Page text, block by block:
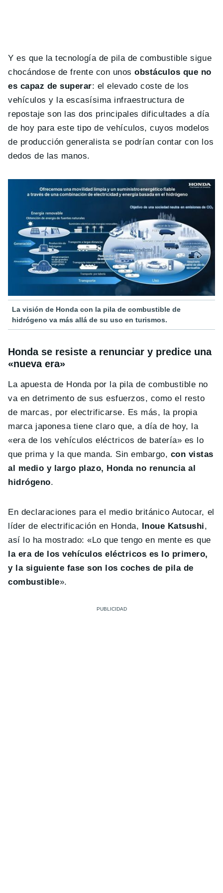
Y es que la tecnología de pila de combustible sigue
chocándose de frente con unosobstáculos que no
es capaz de superar: el elevado coste de los
vehículos y la escasísima infraestructura de
repostaje son las dos principales dificultades a día
de hoy para este tipo de vehículos, cuyos modelos
de producción generalista se podrían contar con los
dedos de las manos.
La visión de Honda con la pila de combustible de
hidrógeno va más allá de su uso en turismos.
Honda se resiste a renunciar y predice una
«nueva era»
La apuesta de Honda por la pila de combustible no
va en detrimento de sus esfuerzos, como el resto
de marcas, por electrificarse. Es más, la propia
marca japonesa tiene claro que, a día de hoy, la
«era de los vehículos eléctricos de batería» es lo
que prima y la que manda. Sin embargo, con vistas
al medio y largo plazo, Honda no renuncia al
hidrógeno.
En declaraciones para el medio británico Autocar, el
líder de electrificación en Honda, Inoue Katsushi,
así lo ha mostrado: «Lo que tengo en mente es que
la era de los vehículos eléctricos es lo primero,
y la siguiente fase son los coches de pila de
combustible».